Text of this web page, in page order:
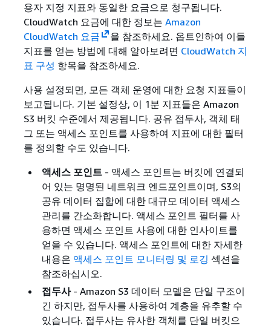
용자 지정 지표와 동일한 요금으로 청구됩니다.
CloudWatch 요금에 대한 정보는 Amazon
CloudWatch 요금
을 참조하세요. 옵트인하여 이들
지표를 얻는 방법에 대해 알아보려면 CloudWatch 지
표 구성 항목을 참조하세요.
사용 설정되면, 모든 객체 운영에 대한 요청 지표들이
보고됩니다. 기본 설정상, 이 1분 지표들은 Amazon
S3 버킷 수준에서 제공됩니다. 공유 접두사, 객체 태
그 또는 액세스 포인트를 사용하여 지표에 대한 필터
를 정의할 수도 있습니다.
액세스 포인트- 액세스 포인트는 버킷에 연결되
어 있는 명명된 네트워크 엔드포인트이며, S3의
공유 데이터 집합에 대한 대규모 데이터 액세스
관리를 간소화합니다. 액세스 포인트 필터를 사
용하면 액세스 포인트 사용에 대한 인사이트를
얻을 수 있습니다. 액세스 포인트에 대한 자세한
내용은 액세스 포인트 모니터링 및 로깅 섹션을
참조하십시오.
접두사- Amazon S3 데이터 모델은 단일 구조이
긴 하지만, 접두사를 사용하여 계층을 유추할 수
있습니다. 접두사는 유사한 객체를 단일 버킷으